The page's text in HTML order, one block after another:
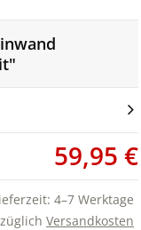
59,95 €
4–7 Werktage
Versandkosten